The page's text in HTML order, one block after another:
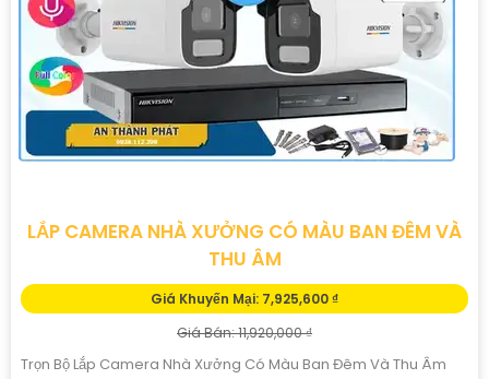
LẮP CAMERA NHÀ XƯỞNG CÓ MÀU BAN ĐÊM VÀ
THU ÂM
Giá Khuyến Mại: 7,925,600 ₫
Giá Bán: 11,920,000 ₫
Trọn Bộ Lắp Camera Nhà Xưởng Có Màu Ban Đêm Và Thu Âm